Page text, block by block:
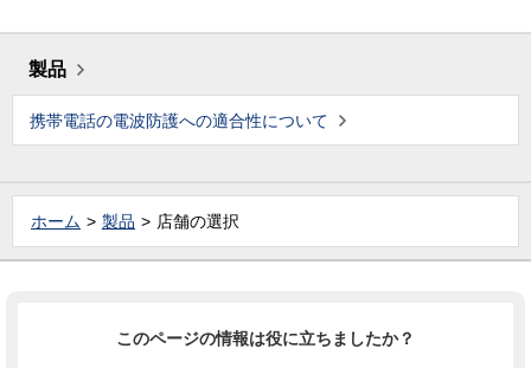
製品
携帯電話の電波防護への適合性について
ホーム 製品 店舗の選択
このページの情報は役に立ちましたか？